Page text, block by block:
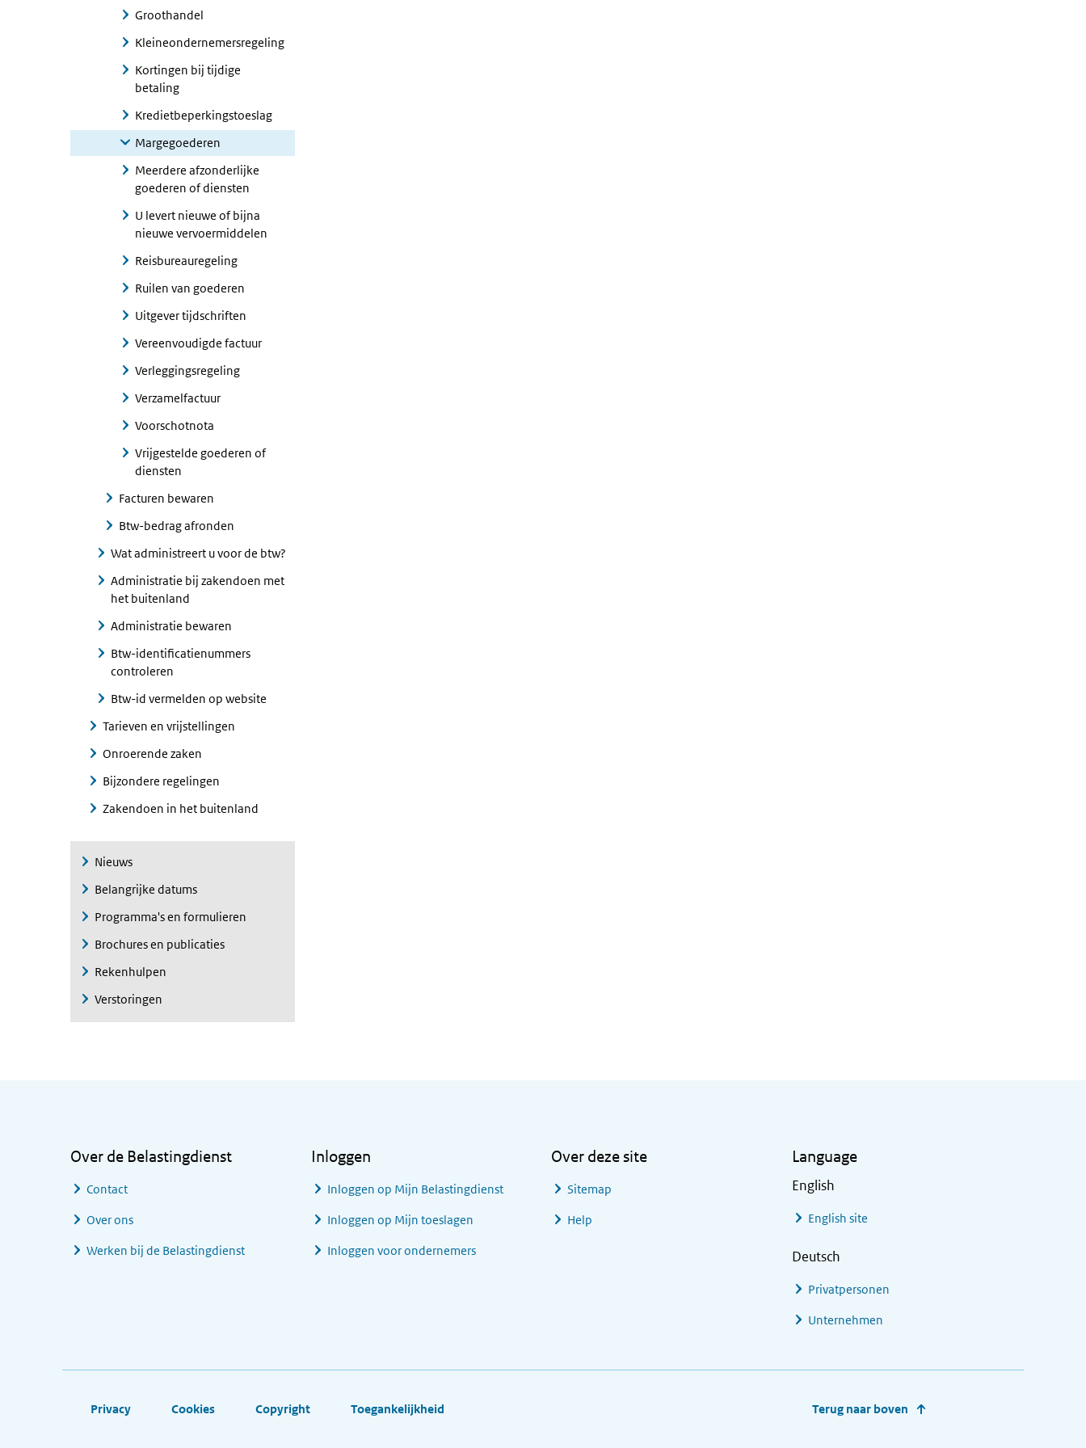
Groothandel
Kleineondernemersregeling
Kortingen bij tijdige
betaling
Kredietbeperkingstoeslag
Margegoederen
Meerdere afzonderlijke
goederen of diensten
U levert nieuwe of bijna
nieuwe vervoermiddelen
Reisbureauregeling
Ruilen van goederen
Uitgever tijdschriften
Vereenvoudigde factuur
Verleggingsregeling
Verzamelfactuur
Voorschotnota
Vrijgestelde goederen of
diensten
Facturen bewaren
Btw-bedrag afronden
Wat administreert u voor de btw?
Administratie bij zakendoen met
het buitenland
Administratie bewaren
Btw-identificatienummers
controleren
Btw-id vermelden op website
Tarieven en vrijstellingen
Onroerende zaken
Bijzondere regelingen
Zakendoen in het buitenland
Nieuws
Belangrijke datums
Programma's en formulieren
Brochures en publicaties
Rekenhulpen
Verstoringen
Over de Belastingdienst
Contact
Over ons
Werken bij de Belastingdienst
Inloggen
Inloggen op Mijn Belastingdienst
Inloggen op Mijn toeslagen
Inloggen voor ondernemers
Over deze site
Sitemap
Help
Language
English
English site
Deutsch
Privatpersonen
Unternehmen
Footer links
Privacy Cookies Copyright Toegankelijkheid Terug naar boven